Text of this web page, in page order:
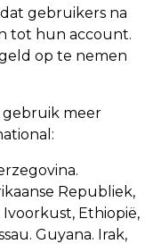
gebruikers na
tot hun account.
op te nemen
meer
Republiek,
Ethiopië,
Guyana. Irak,